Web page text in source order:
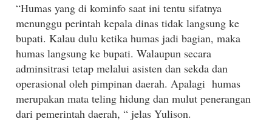
“Humas yang di kominfo saat ini tentu sifatnya
menunggu perintah kepala dinas tidak langsung ke
bupati. Kalau dulu ketika humas jadi bagian, maka
humas langsung ke bupati. Walaupun secara
adminsitrasi tetap melalui asisten dan sekda dan
operasional oleh pimpinan daerah. Apalagi humas
merupakan mata teling hidung dan mulut penerangan
dari pemerintah daerah, “ jelas Yulison.